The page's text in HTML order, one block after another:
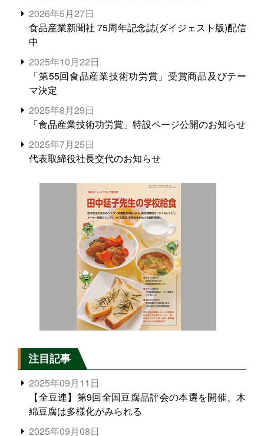
2026年5月27日
食品産業新聞社 75周年記念誌(ダイジェスト版)配信
中
2025年10月22日
「第55回食品産業技術功労賞」受賞商品及びテー
マ決定
2025年8月29日
「食品産業技術功労賞」特設ページ公開のお知らせ
2025年7月25日
代表取締役社長交代のお知らせ
注目記事
2025年09月11日
【全豆連】第9回全国豆腐品評会の本選を開催、木
綿豆腐は多様化がみられる
2025年09月08日